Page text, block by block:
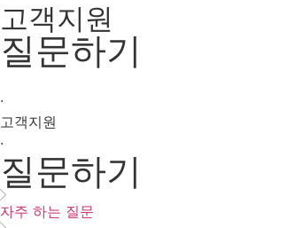
고객지원
질문하기
·
고객지원
·
질문하기
자주 하는 질문